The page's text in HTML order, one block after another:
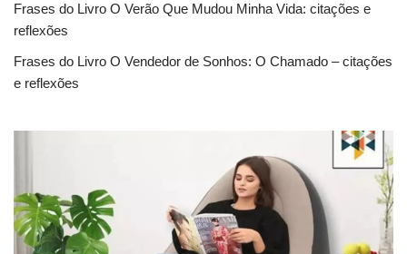
Frases do Livro O Verão Que Mudou Minha Vida: citações e
reflexões
Frases do Livro O Vendedor de Sonhos: O Chamado – citações
e reflexões